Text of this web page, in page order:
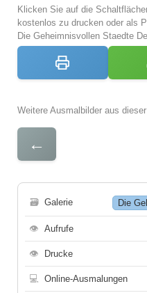
Klicken Sie auf die
kostenlos zu drucken oder als
Die Geheimnisvollen Staedte
Weitere Ausmalbilder aus
←
🗃 Galerie Die
👁 Aufrufe
👁 Drucke
💻 Online-Ausmalungen